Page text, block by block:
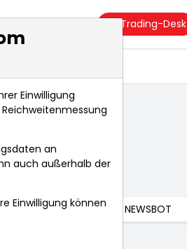
Trading-Desk
NEWSBOT
Einwilligung
an
auch außerhalb der
Einwilligung können